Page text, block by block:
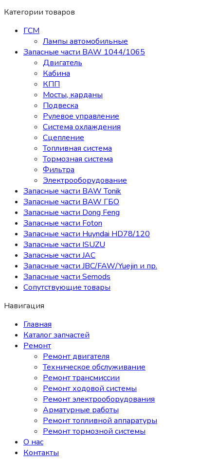
Категории товаров
ГСМ
Лампы автомобильные
Запасные части BAW 1044/1065
Двигатель
Кабина
КПП
Мосты, карданы
Подвеска
Рулевое управление
Система охлаждения
Сцепление
Топливная система
Тормозная система
Фильтра
Электрооборудование
Запасные части BAW Tonik
Запасные части BAW ГБО
Запасные части Dong Feng
Запасные части Foton
Запасные части Huyndai HD78/120
Запасные части ISUZU
Запасные части JAC
Запасные части JBC/FAW/Yuejin и пр.
Запасные части Semods
Сопутствующие товары
Навигация
Главная
Каталог запчастей
Ремонт
Ремонт двигателя
Техническое обслуживание
Ремонт трансмиссии
Ремонт ходовой системы
Ремонт электрооборудования
Арматурные работы
Ремонт топливной аппаратуры
Ремонт тормозной системы
О нас
Контакты